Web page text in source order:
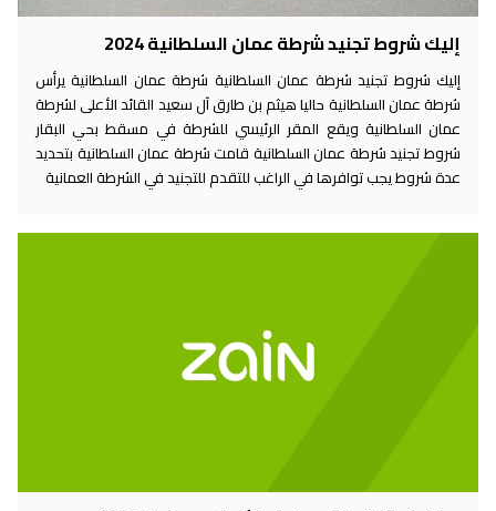
إليك شروط تجنيد شرطة عمان السلطانية 2024
إليك شروط تجنيد شرطة عمان السلطانية شرطة عمان السلطانية يرأس
شرطة عمان السلطانية حاليا هيثم بن طارق آل سعيد القائد الأعلى لشرطة
عمان السلطانية ويقع المقر الرئيسي للشرطة في مسقط بحي البقار
شروط تجنيد شرطة عمان السلطانية قامت شرطة عمان السلطانية بتحديد
عدة شروط يجب توافرها في الراغب للتقدم للتجنيد في الشرطة العمانية